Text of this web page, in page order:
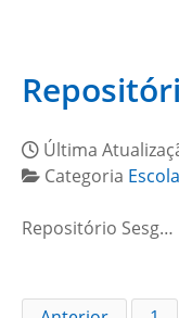
Última
Categoria
Repositório Sesg…